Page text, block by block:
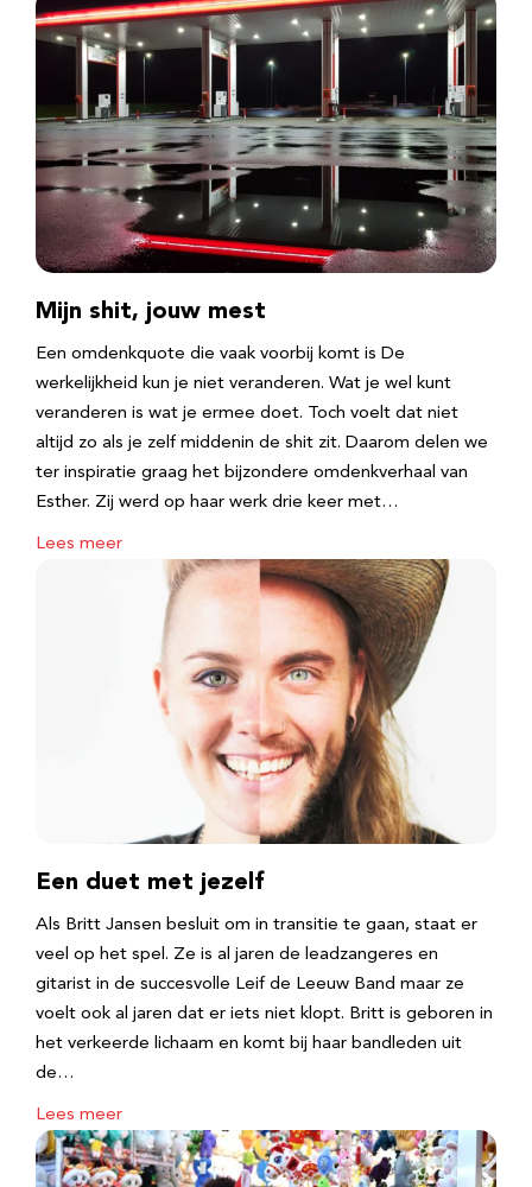
Mijn shit, jouw mest
Een omdenkquote die vaak voorbij komt is De
werkelijkheid kun je niet veranderen. Wat je wel kunt
veranderen is wat je ermee doet. Toch voelt dat niet
altijd zo als je zelf middenin de shit zit. Daarom delen we
ter inspiratie graag het bijzondere omdenkverhaal van
Esther. Zij werd op haar werk drie keer met…
Lees meer
Een duet met jezelf
Als Britt Jansen besluit om in transitie te gaan, staat er
veel op het spel. Ze is al jaren de leadzangeres en
gitarist in de succesvolle Leif de Leeuw Band maar ze
voelt ook al jaren dat er iets niet klopt. Britt is geboren in
het verkeerde lichaam en komt bij haar bandleden uit
de…
Lees meer